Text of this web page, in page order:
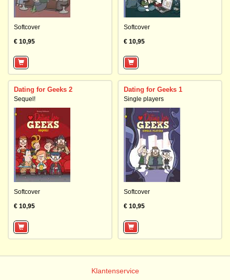
Softcover
€ 10,95
Softcover
€ 10,95
Dating for Geeks 2
Sequel!
Softcover
€ 10,95
Dating for Geeks 1
Single players
Softcover
€ 10,95
Klantenservice